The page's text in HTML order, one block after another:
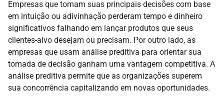
Empresas que tomam suas principais decisões com base
em intuição ou adivinhação perderam tempo e dinheiro
significativos falhando em lançar produtos que seus
clientes-alvo desejam ou precisam. Por outro lado, as
empresas que usam análise preditiva para orientar sua
tomada de decisão ganham uma vantagem competitiva. A
análise preditiva permite que as organizações superem
sua concorrência capitalizando em novas oportunidades.